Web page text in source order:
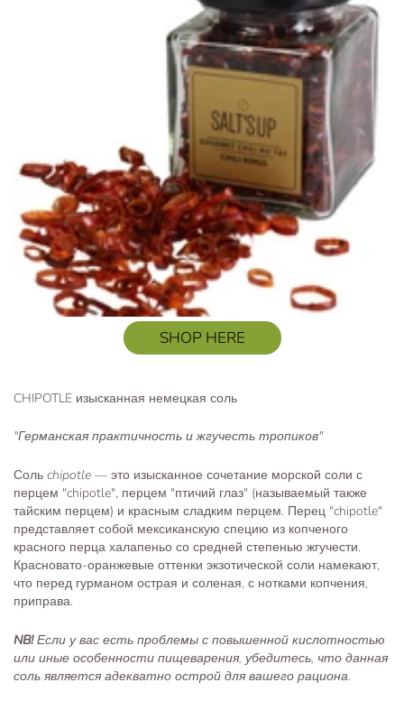
SHOP HERE
CHIPOTLE изысканная немецкая соль
"Германская практичность и жгучесть тропиков"
Соль chipotle — это изысканное сочетание морской соли с
перцем "chipotle", перцем "птичий глаз" (называемый также
тайским перцем) и красным сладким перцем. Перец "chipotle"
представляет собой мексиканскую специю из копченого
красного перца халапеньо со средней степенью жгучести.
Красновато-оранжевые оттенки экзотической соли намекают,
что перед гурманом острая и соленая, с нотками копчения,
приправа.
NB!Если у вас есть проблемы с повышенной кислотностью
или иные особенности пищеварения, убедитесь, что данная
соль является адекватно острой для вашего рациона.